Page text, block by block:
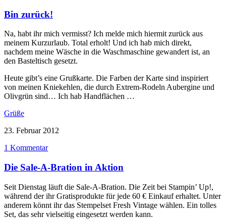
Bin zurück!
Na, habt ihr mich vermisst? Ich melde mich hiermit zurück aus
meinem Kurzurlaub. Total erholt! Und ich hab mich direkt,
nachdem meine Wäsche in die Waschmaschine gewandert ist, an
den Basteltisch gesetzt.
Heute gibt’s eine Grußkarte. Die Farben der Karte sind inspiriert
von meinen Kniekehlen, die durch Extrem-Rodeln Aubergine und
Olivgrün sind… Ich hab Handflächen …
Grüße
23. Februar 2012
1 Kommentar
Die Sale-A-Bration in Aktion
Seit Dienstag läuft die Sale-A-Bration. Die Zeit bei Stampin’ Up!,
während der ihr Gratisprodukte für jede 60 € Einkauf erhaltet. Unter
anderem könnt ihr das Stempelset Fresh Vintage wählen. Ein tolles
Set, das sehr vielseitig eingesetzt werden kann.